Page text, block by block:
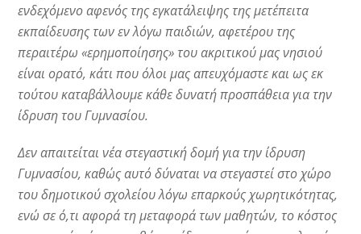
ενδεχόμενο αφενός της εγκατάλειψης της μετέπειτα
εκπαίδευσης των εν λόγω παιδιών, αφετέρου της
περαιτέρω «ερημοποίησης» του ακριτικού μας νησιού
είναι ορατό, κάτι που όλοι μας απευχόμαστε και ως εκ
τούτου καταβάλλουμε κάθε δυνατή προσπάθεια για την
ίδρυση του Γυμνασίου.
Δεν απαιτείται νέα στεγαστική δομή για την ίδρυση
Γυμνασίου, καθώς αυτό δύναται να στεγαστεί στο χώρο
του δημοτικού σχολείου λόγω επαρκούς χωρητικότητας,
ενώ σε ό,τι αφορά τη μεταφορά των μαθητών, το κόστος